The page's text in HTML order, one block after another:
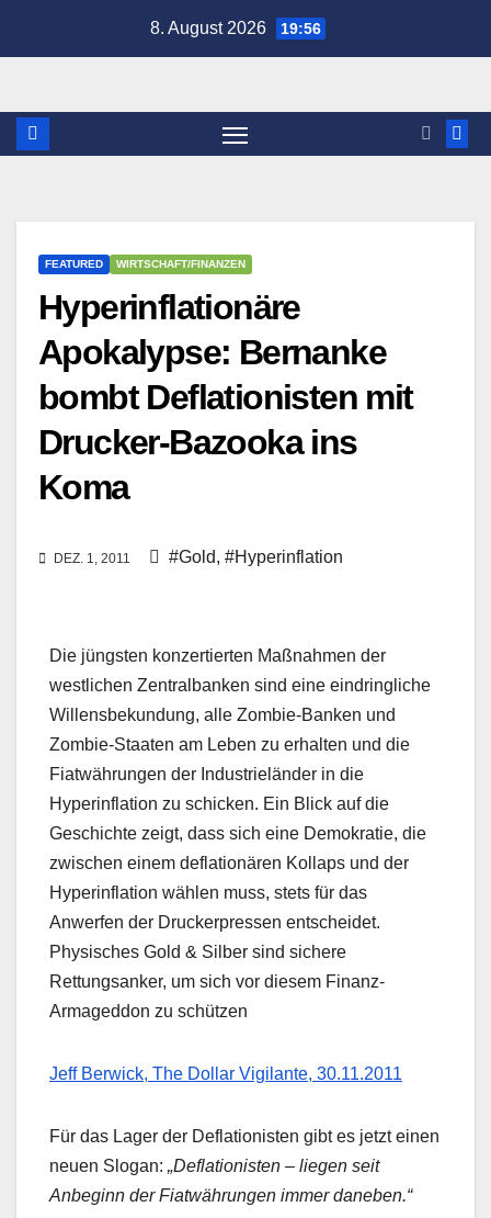
8. August 2026 19:56
FEATURED WIRTSCHAFT/FINANZEN
Hyperinflationäre
Apokalypse: Bernanke
bombt Deflationisten mit
Drucker-Bazooka ins
Koma
DEZ. 1, 2011 #Gold, #Hyperinflation
Die jüngsten konzertierten Maßnahmen der
westlichen Zentralbanken sind eine eindringliche
Willensbekundung, alle Zombie-Banken und
Zombie-Staaten am Leben zu erhalten und die
Fiatwährungen der Industrieländer in die
Hyperinflation zu schicken. Ein Blick auf die
Geschichte zeigt, dass sich eine Demokratie, die
zwischen einem deflationären Kollaps und der
Hyperinflation wählen muss, stets für das
Anwerfen der Druckerpressen entscheidet.
Physisches Gold & Silber sind sichere
Rettungsanker, um sich vor diesem Finanz-
Armageddon zu schützen
Jeff Berwick, The Dollar Vigilante, 30.11.2011
Für das Lager der Deflationisten gibt es jetzt einen
neuen Slogan: „Deflationisten – liegen seit
Anbeginn der Fiatwährungen immer daneben.“